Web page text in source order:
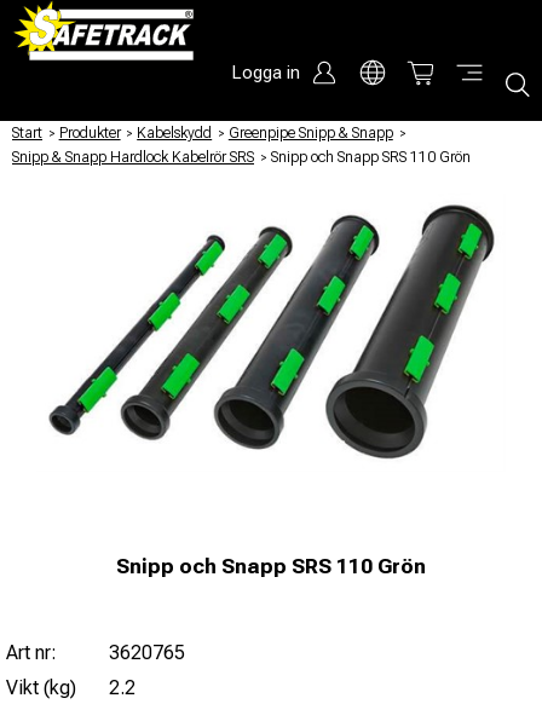
Logga in
Start / Produkter / Kabelskydd / Greenpipe Snipp & Snapp /
Snipp & Snapp Hardlock Kabelrör SRS / Snipp och Snapp SRS 110 Grön
Snipp och Snapp SRS 110 Grön
Art nr:
3620765
Vikt (kg)
2.2